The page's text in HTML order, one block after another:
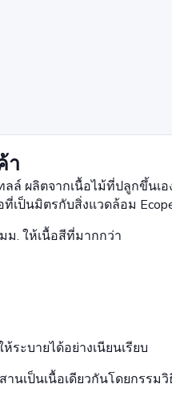
า
ลล์ ผลิตจากเนื้อไม้ที่ปลูกขึ้น
เป็นมิตรกับสิ่งแวดล้อม
ม. ให้เนื้อสีที่มากกว่า
ระบายได้อย่างเนียนเรียบ
นเป็นเนื้อเดียวกันโดยกรรม